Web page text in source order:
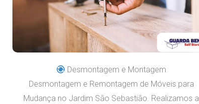
Desmontagem e Montagem
Desmontagem e Remontagem de Móveis para
Mudança no Jardim São Sebastião. Realizamos a